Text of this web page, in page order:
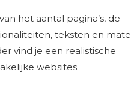
het aantal pagina’s, de
teksten en mate
vind je een realistische
websites.